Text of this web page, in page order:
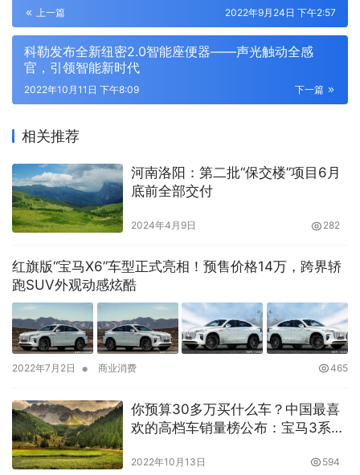
上一篇 2022年9月24日 下午2:57
科勒发布全新纽密2.0智能座便器——声光触动全感
官，引领智能新时代
下一篇
2022年10月11日 下午8:09
相关推荐
河南洛阳：第二批“保交楼”项目6月
底前全部交付
2024年4月9日 282
红旗版“宝马X6”车型正式亮相！预售价格14万，跨界轿
跑SUV外观动感炫酷
2022年7月2日 • 商业消费 465
你预算30多万买什么车？中国最喜
欢的高档车销量榜公布：宝马3系太
2022年10月13日 594